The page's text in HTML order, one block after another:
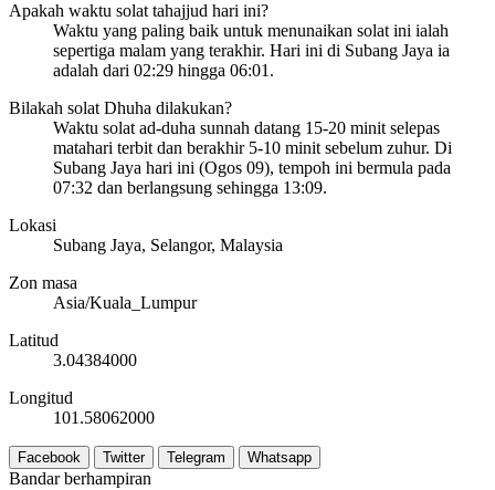
Apakah waktu solat tahajjud hari ini?
Waktu yang paling baik untuk menunaikan solat ini ialah
sepertiga malam yang terakhir. Hari ini di Subang Jaya ia
adalah dari 02:29 hingga 06:01.
Bilakah solat Dhuha dilakukan?
Waktu solat ad-duha sunnah datang 15-20 minit selepas
matahari terbit dan berakhir 5-10 minit sebelum zuhur. Di
Subang Jaya hari ini (Ogos 09), tempoh ini bermula pada
07:32 dan berlangsung sehingga 13:09.
Lokasi
Subang Jaya, Selangor, Malaysia
Zon masa
Asia/Kuala_Lumpur
Latitud
3.04384000
Longitud
101.58062000
Facebook Twitter Telegram Whatsapp
Bandar berhampiran